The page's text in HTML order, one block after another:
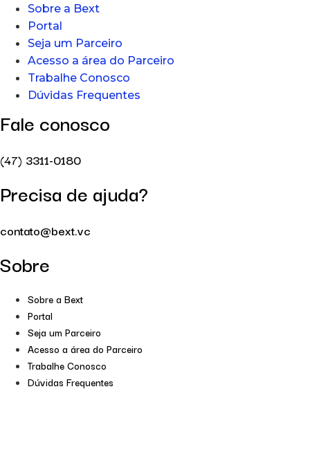
Sobre a Bext
Portal
Seja um Parceiro
Acesso a área do Parceiro
Trabalhe Conosco
Dúvidas Frequentes
Fale conosco
(47) 3311-0180
Precisa de ajuda?
contato@bext.vc
Sobre
Sobre a Bext
Portal
Seja um Parceiro
Acesso a área do Parceiro
Trabalhe Conosco
Dúvidas Frequentes